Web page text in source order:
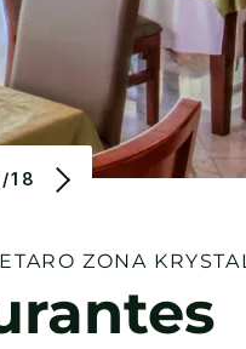
18
ZONA KRYSTAL